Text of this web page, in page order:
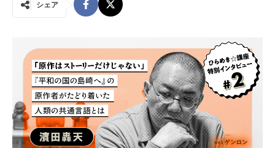
シェア